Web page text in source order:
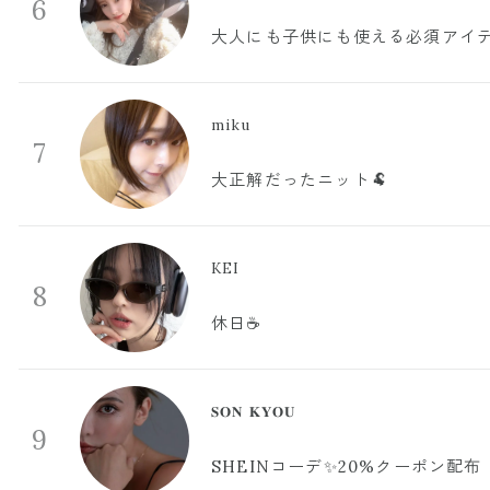
6
大人にも子供にも使える必須アイ
7
miku
大正解だったニット🐏
8
KEI
休日☕️
9
𝐒𝐎𝐍 𝐊𝐘𝐎𝐔
SHEINコーデ✨20%クーポン配布